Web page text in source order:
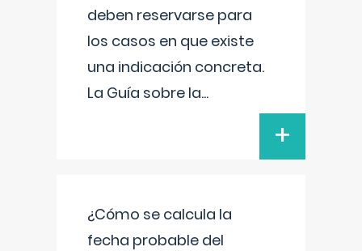
deben reservarse para
los casos en que existe
una indicación concreta.
La Guía sobre la...
+
¿Cómo se calcula la
fecha probable del